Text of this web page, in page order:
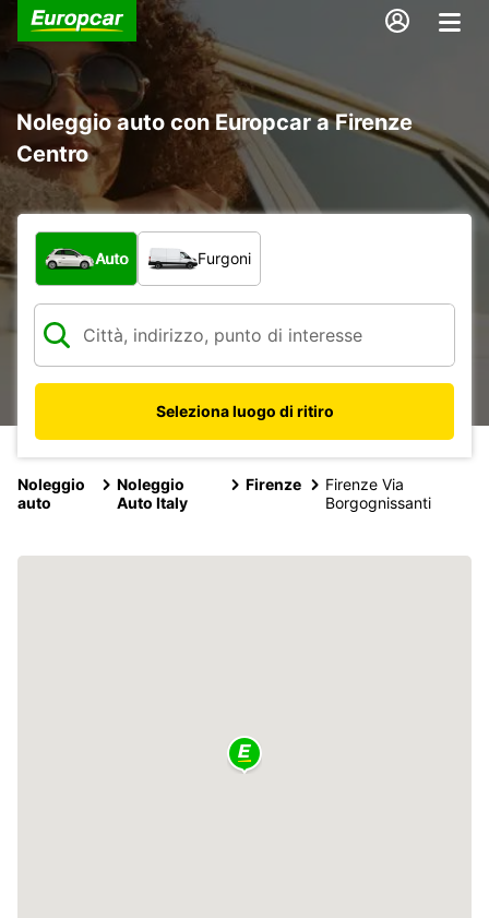
Noleggio auto con Europcar a Firenze
Centro
Scegli la tipologia di veicolo:
Auto Furgoni
Seleziona luogo di ritiro
Noleggio
auto
Noleggio
Auto Italy
Firenze
Firenze Via
Borgognissanti